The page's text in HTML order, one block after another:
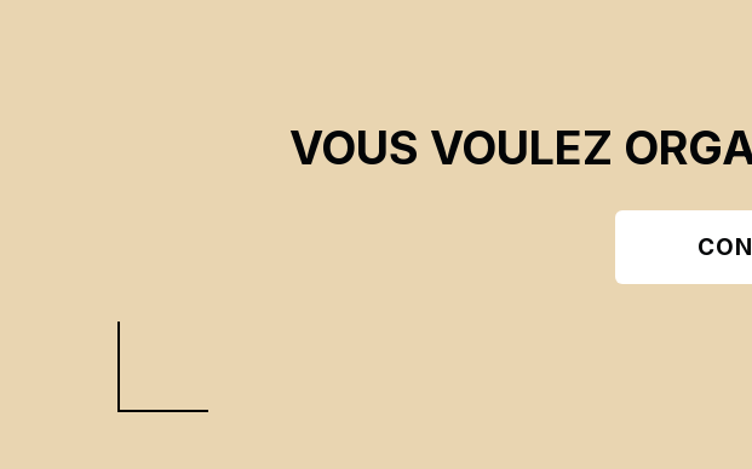
VOUS VOULEZ